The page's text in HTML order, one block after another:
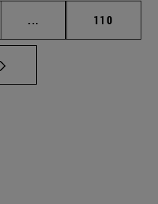
... Páginas intermedias
Página
110